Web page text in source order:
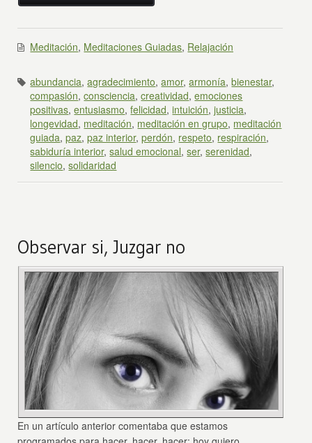
Meditación, Meditaciones Guiadas, Relajación
abundancia,agradecimiento,amor,armonía,bienestar,
compasión,consciencia,creatividad,emociones
positivas,entusiasmo,felicidad,intuición,justicia,
longevidad, meditación, meditación en grupo, meditación
guiada,paz,paz interior,perdón, respeto, respiración,
sabiduría interior,salud emocional,ser,serenidad,
silencio,solidaridad
Observar si, Juzgar no
En un artículo anteriorcomentaba que estamos